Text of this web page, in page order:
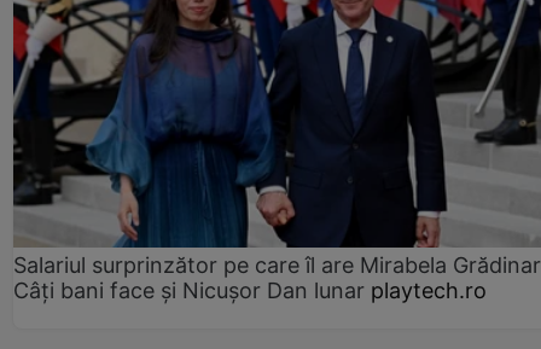
Salariul surprinzător pe care îl are Mirabela
Câţi bani face şi Nicuşor Dan lunar playtech.ro